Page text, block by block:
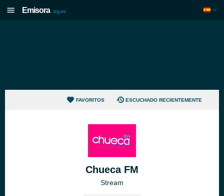
Emisora .org.es
FAVORITOS ESCUCHADO RECIENTEMENTE
Chueca FM
Stream